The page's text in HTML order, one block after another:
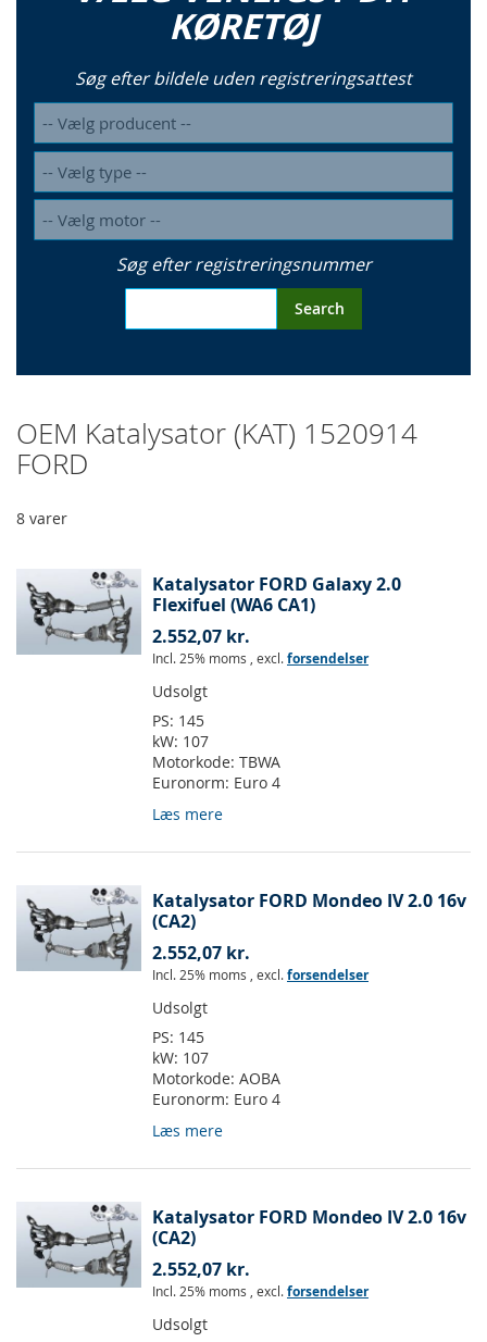
KØRETØJ
Søg efter bildele uden registreringsattest
Søg efter registreringsnummer
Search
OEM Katalysator (KAT) 1520914
FORD
8 varer
Katalysator FORD Galaxy 2.0
Flexifuel (WA6 CA1)
2.552,07 kr.
Incl. 25% moms , excl.forsendelser
Udsolgt
PS: 145
kW: 107
Motorkode: TBWA
Euronorm: Euro 4
Læs mere
Katalysator FORD Mondeo IV 2.0 16v
(CA2)
2.552,07 kr.
Incl. 25% moms , excl.forsendelser
Udsolgt
PS: 145
kW: 107
Motorkode: AOBA
Euronorm: Euro 4
Læs mere
Katalysator FORD Mondeo IV 2.0 16v
(CA2)
2.552,07 kr.
Incl. 25% moms , excl.forsendelser
Udsolgt